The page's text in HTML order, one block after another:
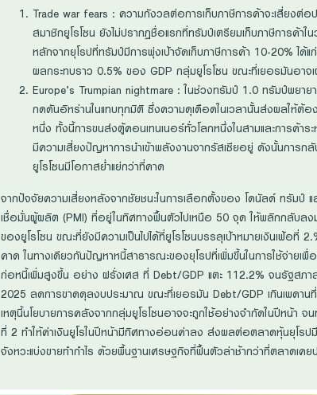
Trade war fears : ความกังวลต่อการเก็บภาษีการค้าจะเสี่ยง
สมาชิกยูโรโซน ยังไม่ปรากฏชื่อแรกที่ทรัมป์เตรียมเก็บภาษีการค้
หลักจากยุโรปที่ทรัมป์มีการพุ่งเป้าจัดเก็บภาษีการค้า 10-20% ได้
ผลกระทบราว 0.5% ของ GDP กลุ่มยูโรโซน ขณะที่เยอรมันอาจ
Europe’s Trumpian nightmare : ในช่วงทรัมป์ 1.0 ทรัมป์พยา
กดดันอิหร่านในแทบทุกมิติ ซึ่งความดุเดือดในเวลานั้นส่งผลให้ต้อง
หนึ่ง ทั้งนี้การขนส่งตู้คอนเทนเนอร์ทั่วโลกหนึ่งในสามและการค้าร
มีความเสี่ยงปัญหาการนำเข้าพลังงานจากรัสเซียอยู่ ดังนั้นการ
ยูโรโซนมีโอกาสย่ำแย่กว่าที่คาด
จากปัจจัยความเสี่ยงหลังจากชัยชนะในการเลือกตั้งของ โดนัลด์ ทรัมป์
เชื่อมั่นผู้ผลิต (PMI) ที่อยู่ในทิศทางฟื้นตัวไปเหนือ 50 จุด ให้พลิกกลับลงม
ของยูโรโซน ขณะที่ยังมีความเป็นไปได้ที่ยูโรโซนบรรลุเป้าหมายเงินเฟ้อที่
คาด ในทางเดียวกันปัญหาหนี้สาธารณะของยุโรปที่เพิ่มขึ้นในการใช้จ่ายเพื่
ก่อหนี้เพิ่มสูงขึ้น อย่าง ฝรั่งเศส ที่ Debt/GDP แตะ 112.2% จนรัฐสภา
2025 ลดการขาดดุลงบประมาณ ขณะที่เยอรมัน Debt/GDP เกินเพด
เหตุนี้นโยบายการคลังจากกลุ่มยูโรโซนอาจจะถูกใช้อย่างจำกัดในปีหน้า
ที่ 2 ทำให้ค่าเงินยูโรในปีหน้ามีทิศทางอ่อนค่าลง ส่งผลต่อตลาดหุ้นยุโรป
จังหวะแบ่งขายทำกำไร ด้วยพื้นฐานเศรษฐกิจที่ฟื้นตัวล่าช้ากว่าที่ตลาดเคยป